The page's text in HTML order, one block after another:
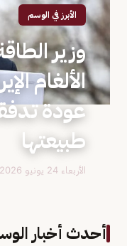
الأبرز في الوسم
وزير
الألغام
عودة
طبيعتها
الأربعاء 24 يونيو 2026
أحدث أخبار